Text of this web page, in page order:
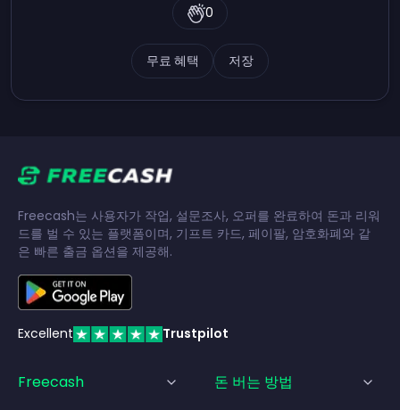
무료 혜택 저장
0
Freecash는 사용자가 작업, 설문조사, 오퍼를 완료하여 돈과 리워
드를 벌 수 있는 플랫폼이며, 기프트 카드, 페이팔, 암호화폐와 같
은 빠른 출금 옵션을 제공해.
Excellent Trustpilot
Freecash 돈 버는 방법